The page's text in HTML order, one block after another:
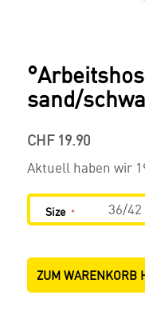
sand/
CHF 19.90
Aktuell haben wir
Size
ZUM WARENKORB
TO
THE
BEGINNING
THE
GALLERY